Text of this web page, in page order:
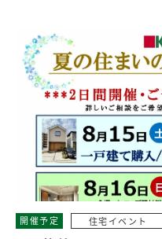
開催予定 住宅イベント